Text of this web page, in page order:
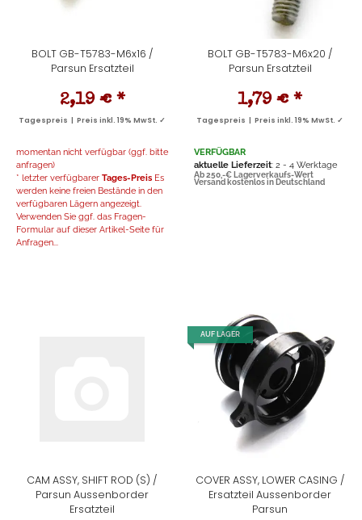
BOLT GB-T5783-M6x16 /
Parsun Ersatzteil
2,19 € *
Tagespreis | Preis inkl. 19% MwSt. ✓
momentan nicht verfügbar (ggf. bitte
anfragen)
* letzter verfügbarer Tages-Preis Es
werden keine freien Bestände in den
verfügbaren Lägern angezeigt.
Verwenden Sie ggf. das Fragen-
Formular auf dieser Artikel-Seite für
Anfragen...
BOLT GB-T5783-M6x20 /
Parsun Ersatzteil
1,79 € *
Tagespreis | Preis inkl. 19% MwSt. ✓
VERFÜGBAR
aktuelle Lieferzeit: 2 - 4 Werktage
Ab 250,-€ Lagerverkaufs-Wert
Versand kostenlos in Deutschland
CAM ASSY, SHIFT ROD (S) /
Parsun Aussenborder
Ersatzteil
AUF LAGER
COVER ASSY, LOWER CASING /
Ersatzteil Aussenborder
Parsun